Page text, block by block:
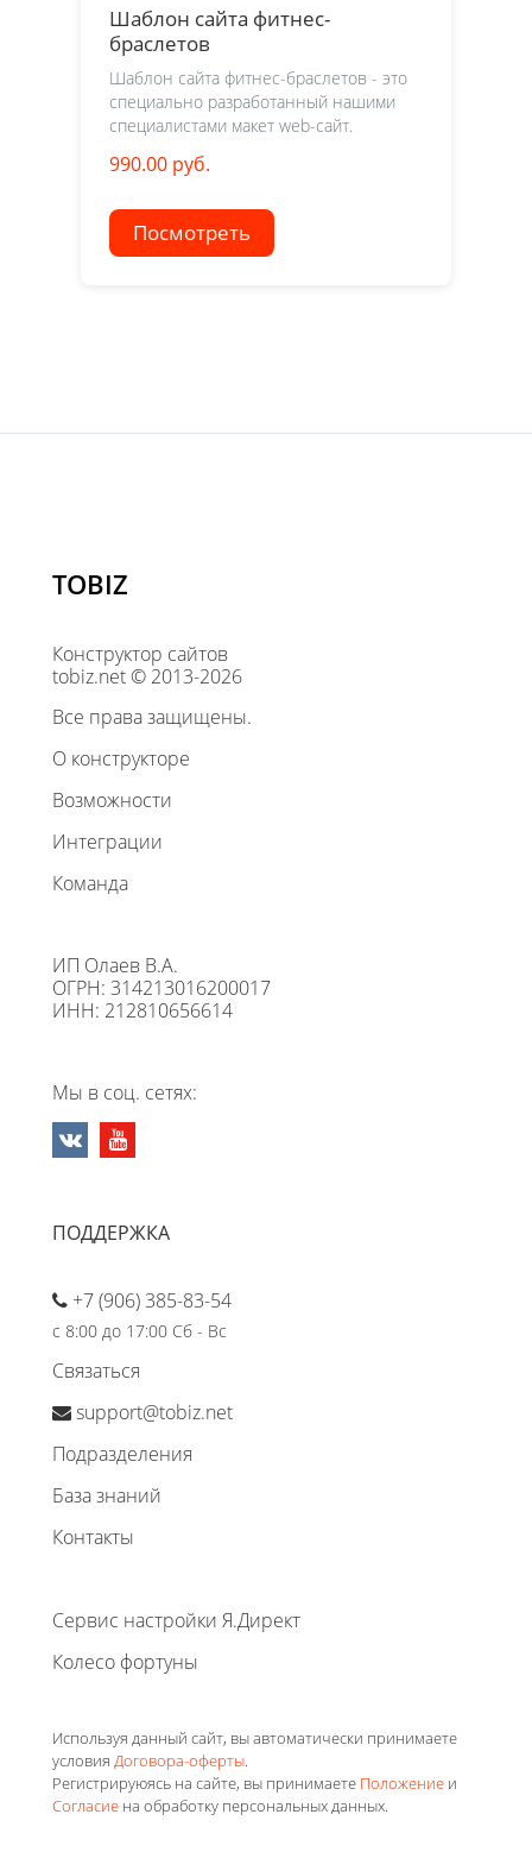
Шаблон сайта фитнес-
браслетов
Шаблон сайта фитнес-браслетов - это
специально разработанный нашими
специалистами макет web-сайт.
990.00 руб.
Посмотреть
TOBIZ
Конструктор сайтов
tobiz.net © 2013-2026
Все права защищены.
О конструкторе
Возможности
Интеграции
Команда
ИП Олаев В.А.
ОГРН: 314213016200017
ИНН: 212810656614
Мы в соц. сетях:
ПОДДЕРЖКА
+7 (906) 385-83-54
с 8:00 до 17:00 Сб - Вс
Связаться
support@tobiz.net
Подразделения
База знаний
Контакты
Сервис настройки Я.Директ
Колесо фортуны
Используя данный сайт, вы автоматически принимаете
условия Договора-оферты.
Регистрируюясь на сайте, вы принимаете Положение и
Согласие на обработку персональных данных.